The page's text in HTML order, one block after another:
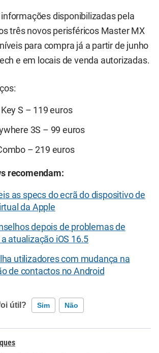
disponibilizadas pela
três novos perisféricos Master MX
para compra já a partir de junho
e em locais de venda autorizadas.
S – 119 euros
3S – 99 euros
– 219 euros
recomendam:
as specs do ecrã do dispositivo de
da Apple
depois de problemas de
atualização iOS 16.5
utilizadores com mudança na
de contactos no Android
útil? Sim Não
contém informação incorreta